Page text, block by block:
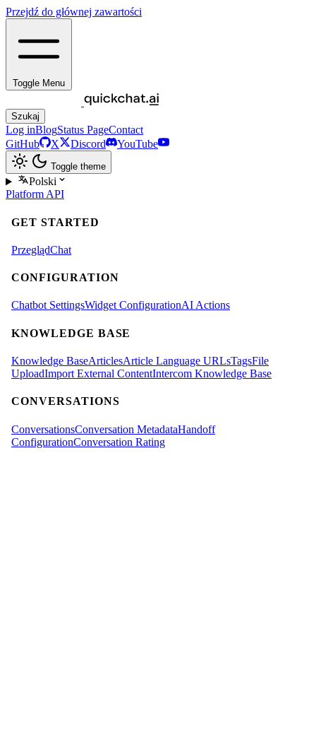
Przejdź do głównej zawartości
Toggle Menu
Szukaj
Log inBlogStatus PageContact
GitHub
X Discord YouTube
Toggle theme
Polski
Platform API
GET STARTED
PrzeglądChat
CONFIGURATION
Chatbot SettingsWidget ConfigurationAI Actions
KNOWLEDGE BASE
Knowledge BaseArticlesArticle Language URLsTagsFile
UploadImport External ContentIntercom Knowledge Base
CONVERSATIONS
ConversationsConversation MetadataHandoff
ConfigurationConversation Rating